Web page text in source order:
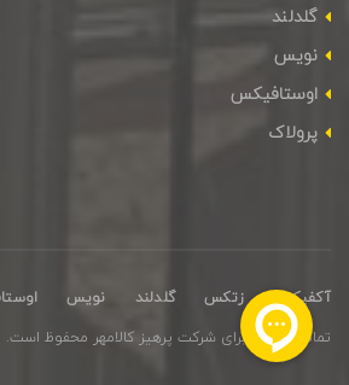
گلدلند
نویس
اوستافیکس
پرولاک
آکفیکس زتکس گلدلند نویس
تمامی حقوق برای شرکت پرهیز کالامهر محفوظ است.